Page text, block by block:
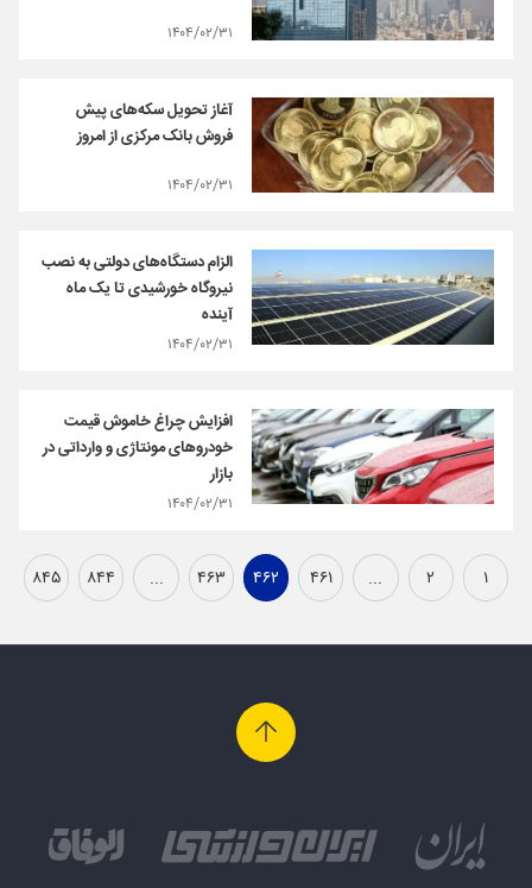
۱۴۰۴/۰۲/۳۱
آغاز تحویل سکه‌های پیش
فروش بانک مرکزی از امروز
۱۴۰۴/۰۲/۳۱
الزام دستگاه‌های دولتی به نصب
نیروگاه خورشیدی تا یک ماه
آینده
۱۴۰۴/۰۲/۳۱
افزایش چراغ خاموش قیمت
خودروهای مونتاژی و وارداتی در
بازار
۱۴۰۴/۰۲/۳۱
۱ ۲ ... ۴۶۱ ۴۶۲ ۴۶۳ ... ۸۴۴ ۸۴۵